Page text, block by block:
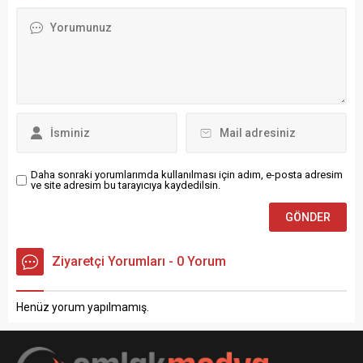
Kurumu (TÜİK) 2022 yılı
Daha sonraki yorumlarımda kullanılması için adım, e-posta adresim
ve site adresim bu tarayıcıya kaydedilsin.
Ziyaretçi Yorumları - 0 Yorum
Henüz yorum yapılmamış.